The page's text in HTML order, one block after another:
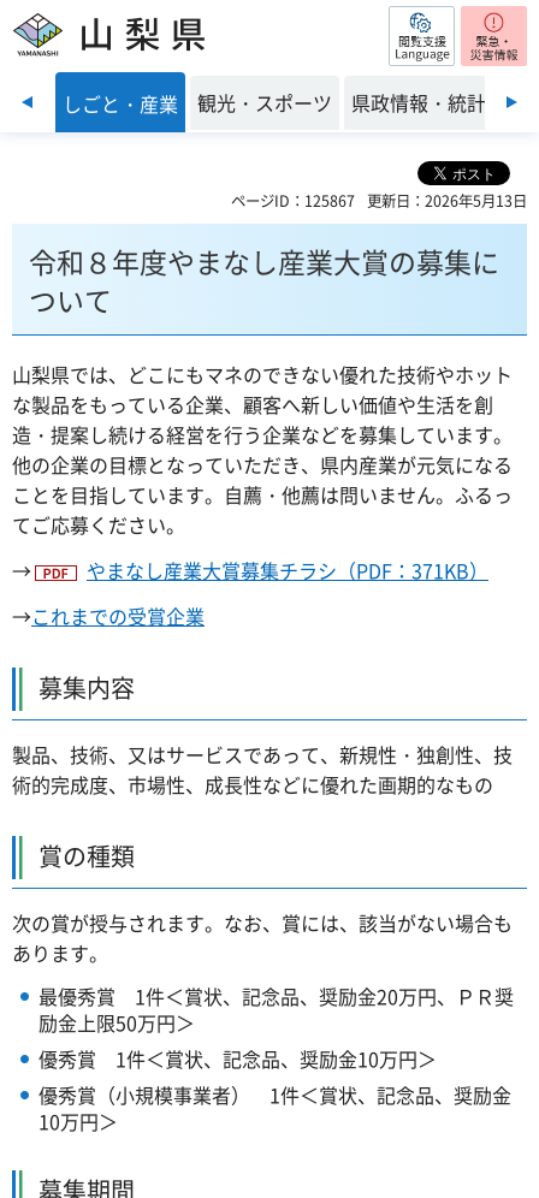
山梨県 閲覧支援
前のスライドを表示
境 しごと・産業 観光・スポーツ 県政情報・統計
ページID：125867 更新日：2026年5月13日
令和８年度やまなし産業大賞の募集に
ついて
山梨県では、どこにもマネのできない優れた技術やホット
な製品をもっている企業、顧客へ新しい価値や生活を創
造・提案し続ける経営を行う企業などを募集しています。
他の企業の目標となっていただき、県内産業が元気になる
ことを目指しています。自薦・他薦は問いません。ふるっ
てご応募ください。
→
やまなし産業大賞募集チラシ（PDF：371KB）
→これまでの受賞企業
募集内容
製品、技術、又はサービスであって、新規性・独創性、技
術的完成度、市場性、成長性などに優れた画期的なもの
賞の種類
次の賞が授与されます。なお、賞には、該当がない場合も
あります。
最優秀賞 1件＜賞状、記念品、奨励金20万円、ＰＲ奨
励金上限50万円＞
優秀賞 1件＜賞状、記念品、奨励金10万円＞
優秀賞（小規模事業者） 1件＜賞状、記念品、奨励金
10万円＞
募集期間